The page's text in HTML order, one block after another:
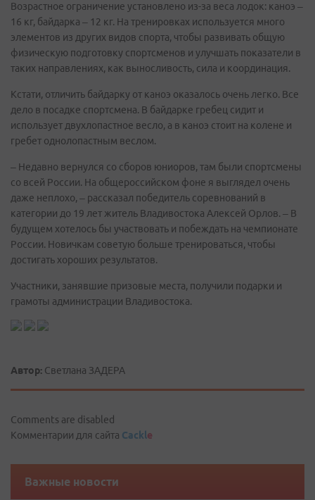
Возрастное ограничение установлено из-за веса лодок: каноэ –
16 кг, байдарка – 12 кг. На тренировках используется много
элементов из других видов спорта, чтобы развивать общую
физическую подготовку спортсменов и улучшать показатели в
таких направлениях, как выносливость, сила и координация.
Кстати, отличить байдарку от каноэ оказалось очень легко. Все
дело в посадке спортсмена. В байдарке гребец сидит и
использует двухлопастное весло, а в каноэ стоит на колене и
гребет однолопастным веслом.
– Недавно вернулся со сборов юниоров, там были спортсмены
со всей России. На общероссийском фоне я выглядел очень
даже неплохо, – рассказал победитель соревнований в
категории до 19 лет житель Владивостока Алексей Орлов. – В
будущем хотелось бы участвовать и побеждать на чемпионате
России. Новичкам советую больше тренироваться, чтобы
достигать хороших результатов.
Участники, занявшие призовые места, получили подарки и
грамоты администрации Владивостока.
Автор: Светлана ЗАДЕРА
Comments are disabled
Комментарии для сайта Cackle
Важные новости